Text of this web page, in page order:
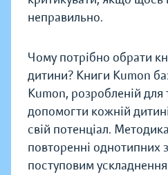
неправильно.
Чому потрібно обрати
дитини? Книги Kumon
Kumon, розробленій
допомогти кожній
свій потенціал.
повторенні однотипних
поступовим